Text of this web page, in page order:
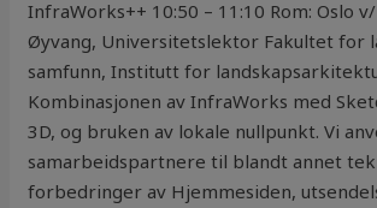
InfraWorks++ 10:50 – 11:10 Rom: Oslo
Øyvang, Universitetslektor Fakultet for
samfunn, Institutt for
Kombinasjonen av InfraWorks med
3D, og bruken av lokale nullpunkt. Vi
samarbeidspartnere til blandt annet
forbedringer av Hjemmesiden,